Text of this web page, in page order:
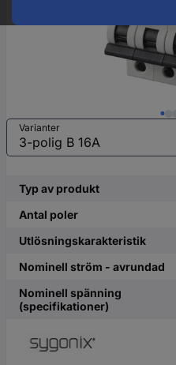
Varianter
Typ av produkt
Antal poler
Utlösningskarakteristik
Nominell ström - avrundad
Nominell spänning
(specifikationer)